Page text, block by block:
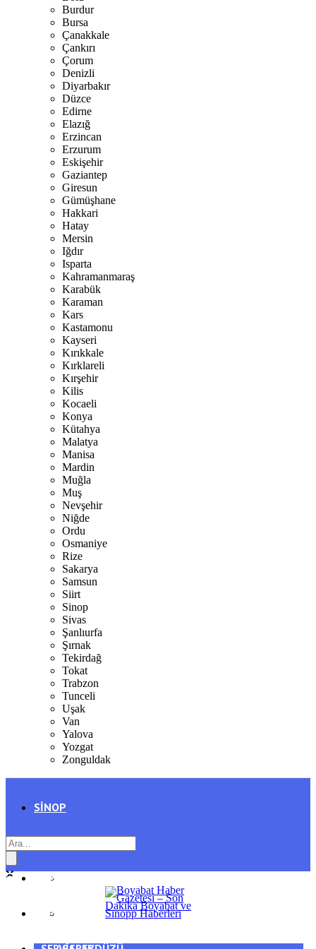
Burdur
Bursa
Çanakkale
Çankırı
Çorum
Denizli
Diyarbakır
Düzce
Edirne
Elazığ
Erzincan
Erzurum
Eskişehir
Gaziantep
Giresun
Gümüşhane
Hakkari
Hatay
Mersin
Iğdır
Isparta
Kahramanmaraş
Karabük
Karaman
Kars
Kastamonu
Kayseri
Kırıkkale
Kırklareli
Kırşehir
Kilis
Kocaeli
Konya
Kütahya
Malatya
Manisa
Mardin
Muğla
Muş
Nevşehir
Niğde
Ordu
Osmaniye
Rize
Sakarya
Samsun
Siirt
Sinop
Sivas
Şanlıurfa
Şırnak
Tekirdağ
Tokat
Trabzon
Tunceli
Uşak
Van
Yalova
Yozgat
Zonguldak
SINOP
AYANCIK
GENEL
SPOR